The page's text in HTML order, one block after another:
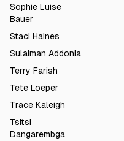
Sophie Luise
Bauer
Staci Haines
Sulaiman Addonia
Terry Farish
Tete Loeper
Trace Kaleigh
Tsitsi
Dangarembga